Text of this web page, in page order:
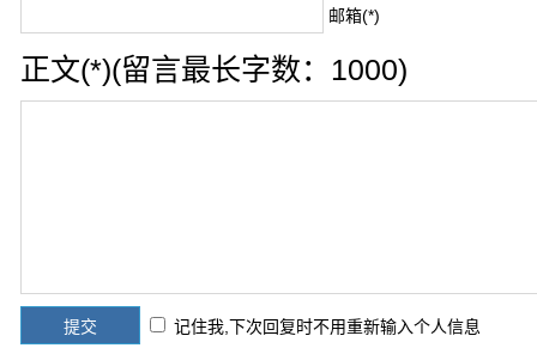
邮箱(*)
正文(*)(留言最长字数：1000)
记住我,下次回复时不用重新输入个人信息